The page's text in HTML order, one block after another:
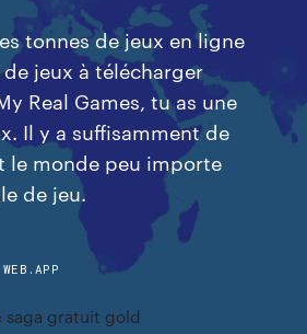
tonnes de jeux en ligne
jeux à télécharger
Real Games, tu as une
Il y a suffisamment de
le monde peu importe
de jeu.
saga gratuit gold